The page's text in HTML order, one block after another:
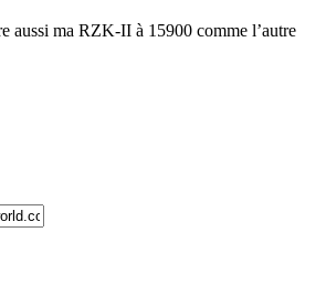
aussi ma RZK-II à 15900 comme l’autre